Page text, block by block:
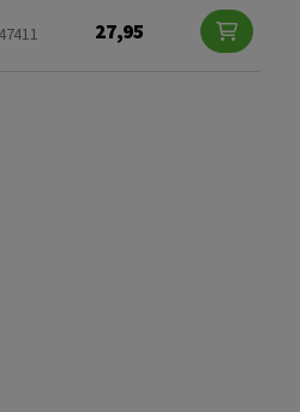
27,95